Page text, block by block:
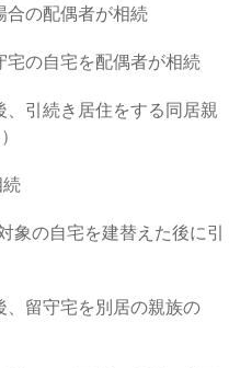
の配偶者が相続
の自宅を配偶者が相続
引続き居住をする同居親
の自宅を建替えた後に引
留守宅を別居の親族の